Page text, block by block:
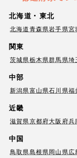
北海道・東北
北海道青森県岩手県宮
関東
茨城県栃木県群馬県埼
中部
新潟県富山県石川県福
近畿
滋賀県京都府大阪府兵
中国
鳥取県島根県岡山県広